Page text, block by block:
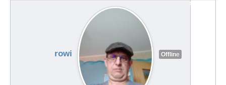
#56288
rowi Offline